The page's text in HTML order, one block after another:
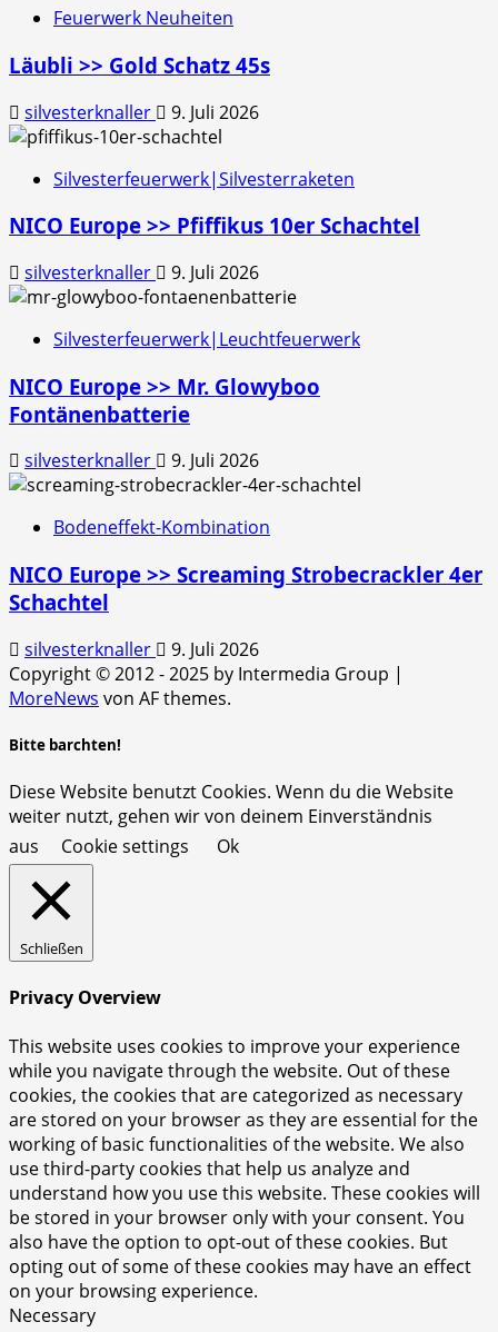
Feuerwerk Neuheiten
Läubli >> Gold Schatz 45s
silvesterknaller 9. Juli 2026
Silvesterfeuerwerk|Silvesterraketen
NICO Europe >> Pfiffikus 10er Schachtel
silvesterknaller 9. Juli 2026
Silvesterfeuerwerk|Leuchtfeuerwerk
NICO Europe >> Mr. Glowyboo
Fontänenbatterie
silvesterknaller 9. Juli 2026
Bodeneffekt-Kombination
NICO Europe >> Screaming Strobecrackler 4er
Schachtel
silvesterknaller
9. Juli 2026
Copyright © 2012 - 2025 by Intermedia Group |
MoreNews von AF themes.
Bitte barchten!
Diese Website benutzt Cookies. Wenn du die Website
weiter nutzt, gehen wir von deinem Einverständnis
aus
Cookie settings Ok
Schließen
Privacy Overview
This website uses cookies to improve your experience
while you navigate through the website. Out of these
cookies, the cookies that are categorized as necessary
are stored on your browser as they are essential for the
working of basic functionalities of the website. We also
use third-party cookies that help us analyze and
understand how you use this website. These cookies will
be stored in your browser only with your consent. You
also have the option to opt-out of these cookies. But
opting out of some of these cookies may have an effect
on your browsing experience.
Necessary